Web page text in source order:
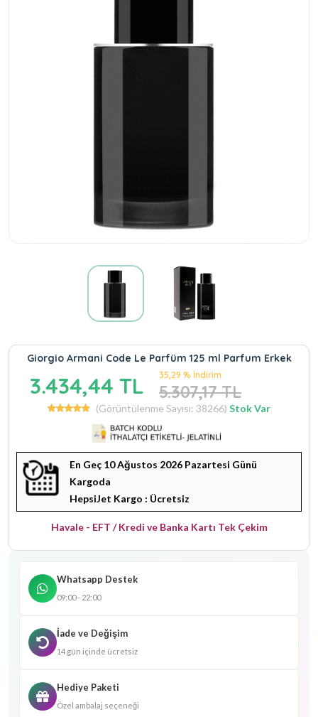
Giorgio Armani Code Le Parfüm 125 ml Parfum Erkek
3.434,44 TL 35,29 % İndirim
5.307,17 TL
(Görüntülenme Sayısı: 38266) Stok Var
En Geç 10 Ağustos 2026 Pazartesi Günü
Kargoda
HepsiJet Kargo : Ücretsiz
Havale - EFT / Kredi ve Banka Kartı Tek Çekim
Whatsapp Destek
09:00 - 22:00
İade ve Değişim
14 gün içinde ücretsiz
Hediye Paketi
Özel ambalaj seçeneği